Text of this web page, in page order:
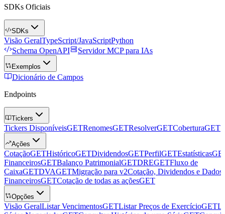
SDKs Oficiais
SDKs
Visão GeralTypeScript/JavaScriptPython
Schema OpenAPI
Servidor MCP para IAs
Exemplos
Dicionário de Campos
Endpoints
Tickers
Tickers DisponíveisGETRenomesGETResolverGETCoberturaGET
Ações
CotaçãoGETHistóricoGETDividendosGETPerfilGETEstatísticas
FinanceirosGETBalanço PatrimonialGETDREGETFluxo de
CaixaGETDVAGETMigração para v2Cotação, Dividendos e Dados
FinanceirosGETCotação de todas as açõesGET
Opções
Visão GeralListar VencimentosGETListar Preços de ExercícioGET